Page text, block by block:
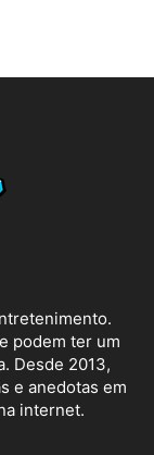
podem ter um
Desde 2013,
e anedotas em
internet.